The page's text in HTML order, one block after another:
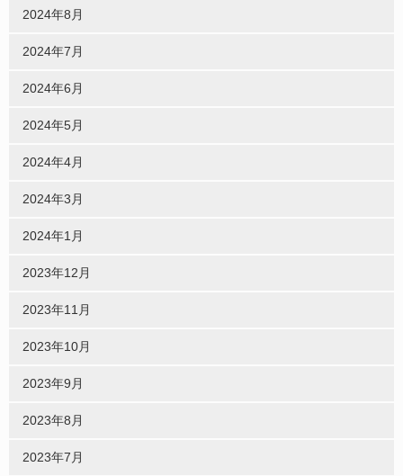
2024年8月
2024年7月
2024年6月
2024年5月
2024年4月
2024年3月
2024年1月
2023年12月
2023年11月
2023年10月
2023年9月
2023年8月
2023年7月